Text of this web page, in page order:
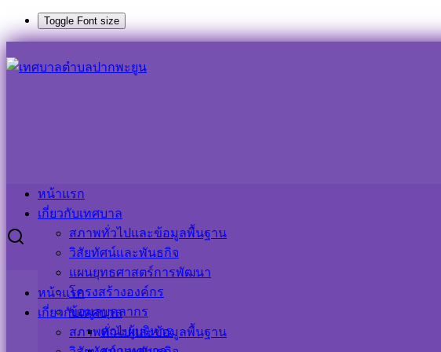
Toggle Font size
Skip
to
หน้าแรก
เกี่ยวกับเทศบาล
สภาพทั่วไปและข้อมูลพื้นฐาน
วิสัยทัศน์และพันธกิจ
แผนยุทธศาสตร์การพัฒนา
โครงสร้างองค์กร
ข้อมูลบุคลากร
คณะผู้บริหาร
หน้าแรก
เกี่ยวกับเทศบาล
สภาพทั่วไปและข้อมูลพื้นฐาน
Search
๒๙ พ.ค.๖๖ ประชุมสภาเทศบาลตำบลปากพะยูน สมัย
29 พฤษภาคม 2023
Visitor Counter
Users Today : 20